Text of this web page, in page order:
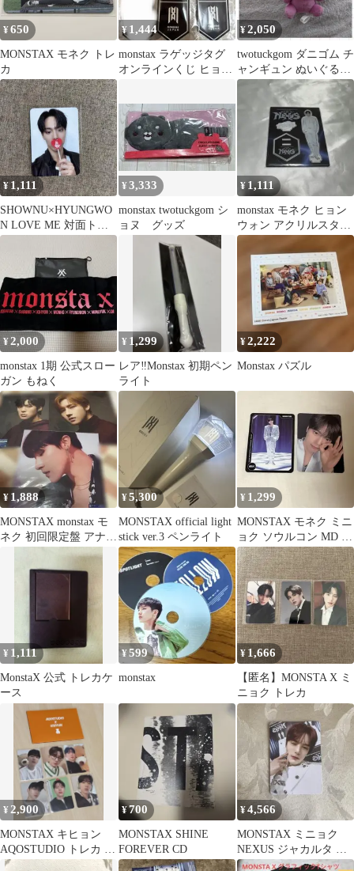
¥650
MONSTAX モネク トレ
カ
¥ 1,444
monstax ラゲッジタグ
オンラインくじ ヒョン
¥2,050
twotuckgom ダニゴム チ
ャンギュン ぬいぐるみ
monstax
¥ 1,111
SHOWNU×HYUNGWO
N LOVE ME 対面トレ
カ Withmuu
¥3,333
monstax twotuckgom シ
ョヌ グッズ
¥ 1,111
monstax モネク ヒョン
ウォン アクリルスタン
ド
¥2,000
monstax 1期 公式スロー
ガン もねく
¥ 1,299
レア‼️Monstax 初期ペン
ライト
¥2,222
Monstax パズル
¥ 1,888
MONSTAX monstax モ
ネク 初回限定盤 アナザ
ージャケット IM
¥5,300
MONSTAX official light
stick ver.3 ペンライト
¥ 1,299
MONSTAX モネク ミニ
ョク ソウルコン MD ト
レカ
¥ 1,111
MonstaX 公式 トレカケ
ース
¥599
monstax
¥ 1,666
【匿名】MONSTA X ミ
ニョク トレカ
¥ 2,900
MONSTAX キヒョン
AQOSTUDIO トレカ セ
ット 6枚
¥700
MONSTAX SHINE
FOREVER CD
¥4,566
MONSTAX ミニョク
NEXUS ジャカルタ 特
典